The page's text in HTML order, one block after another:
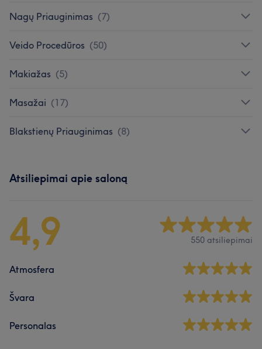
Nagų Priauginimas (7)
Veido Procedūros (50)
Makiažas (5)
Masažai (17)
Blakstienų Priauginimas (8)
Atsiliepimai apie saloną
4,9 550 atsiliepimai
Atmosfera
Švara
Personalas